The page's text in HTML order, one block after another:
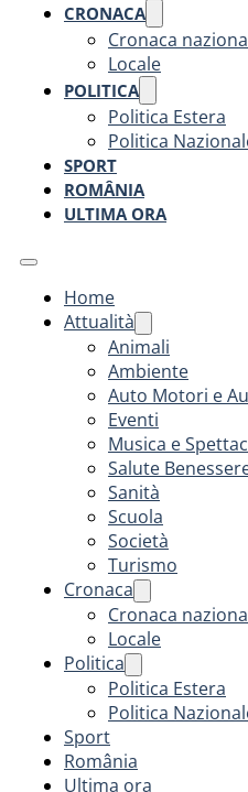
CRONACA
Cronaca
Locale
POLITICA
Politica Estera
Politica
SPORT
ROMÂNIA
ULTIMA ORA
Home
Attualità
Animali
Ambiente
Auto Motori e
Eventi
Musica e
Salute
Sanità
Scuola
Società
Turismo
Cronaca
Cronaca
Locale
Politica
Politica Estera
Politica
Sport
România
Ultima ora